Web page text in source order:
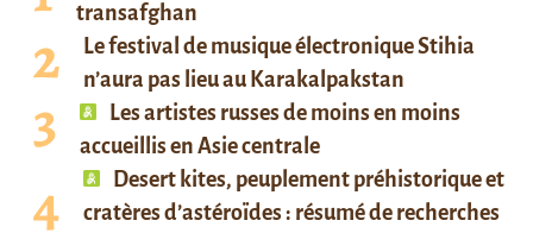
transafghan
Le festival de musique électronique Stihia
n’aura pas lieu au Karakalpakstan
Les artistes russes de moins en moins
accueillis en Asie centrale
Desert kites, peuplement préhistorique et
cratères d’astéroïdes : résumé de recherches